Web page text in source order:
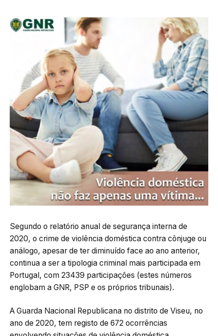
Segundo o relatório anual de segurança interna de
2020, o crime de violência doméstica contra cônjuge ou
análogo, apesar de ter diminuído face ao ano anterior,
continua a ser a tipologia criminal mais participada em
Portugal, com 23439 participações (estes números
englobam a GNR, PSP e os próprios tribunais).
A Guarda Nacional Republicana no distrito de Viseu, no
ano de 2020, tem registo de 672 ocorrências